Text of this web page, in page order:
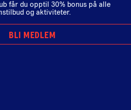
får du opptil 30% bonus på alle
og aktiviteter.
BLI MEDLEM